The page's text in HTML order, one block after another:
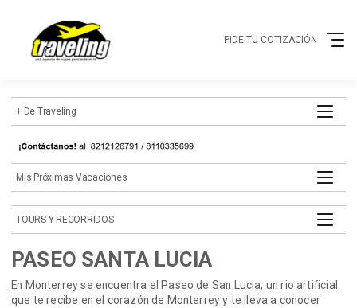
PIDE TU COTIZACIÓN
+ de Traveling
mis próximas vacaciones
TOURS Y RECORRIDOS
PASEO SANTA LUCIA
En Monterrey se encuentra el Paseo de San Lucia, un rio artificial
que te recibe en el corazón de Monterrey y te lleva a conocer